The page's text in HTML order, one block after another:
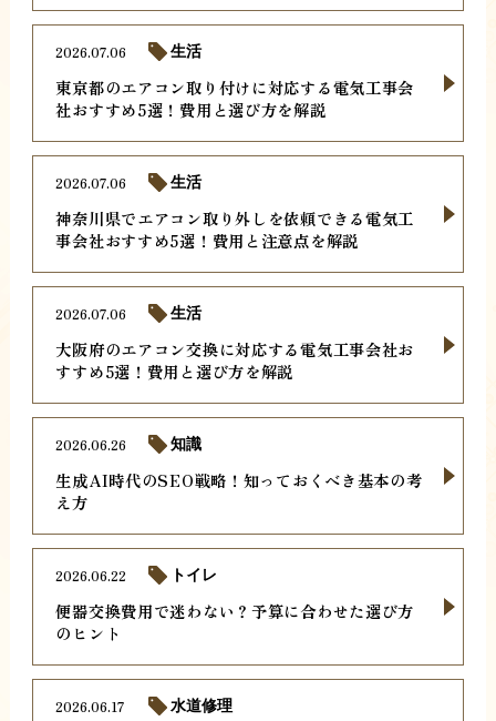
東京都のエアコン取り付けに対応する電気工事会
社おすすめ5選！費用と選び方を解説
2026.07.06 生活
神奈川県でエアコン取り外しを依頼できる電気工
事会社おすすめ5選！費用と注意点を解説
2026.07.06 生活
大阪府のエアコン交換に対応する電気工事会社お
すすめ5選！費用と選び方を解説
2026.07.06 生活
生成AI時代のSEO戦略！知っておくべき基本の考
え方
2026.06.26 知識
便器交換費用で迷わない？予算に合わせた選び方
のヒント
2026.06.22 トイレ
2026.06.17 水道修理